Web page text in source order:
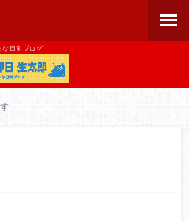
な日常ブログ